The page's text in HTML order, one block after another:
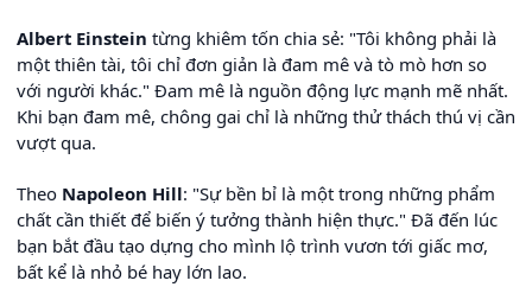
Albert Einstein từng khiêm tốn chia sẻ: "Tôi không phải là
một thiên tài, tôi chỉ đơn giản là đam mê và tò mò hơn so
với người khác." Đam mê là nguồn động lực mạnh mẽ nhất.
Khi bạn đam mê, chông gai chỉ là những thử thách thú vị cần
vượt qua.
Theo Napoleon Hill: "Sự bền bỉ là một trong những phẩm
chất cần thiết để biến ý tưởng thành hiện thực." Đã đến lúc
bạn bắt đầu tạo dựng cho mình lộ trình vươn tới giấc mơ,
bất kể là nhỏ bé hay lớn lao.